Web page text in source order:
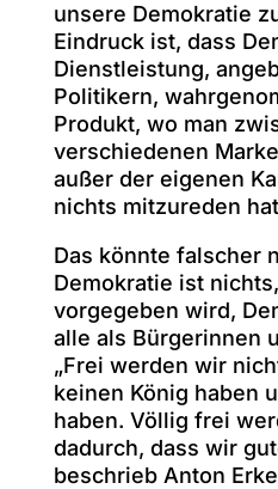
unsere Demokratie
Eindruck ist, dass
Dienstleistung,
Politikern,
Produkt, wo man
verschiedenen
außer der eigenen
nichts mitzureden
Das könnte falscher
Demokratie ist
vorgegeben wird,
alle als Bürgerinnen
„Frei werden wir
keinen König haben
haben. Völlig frei
dadurch, dass wir
beschrieb Anton